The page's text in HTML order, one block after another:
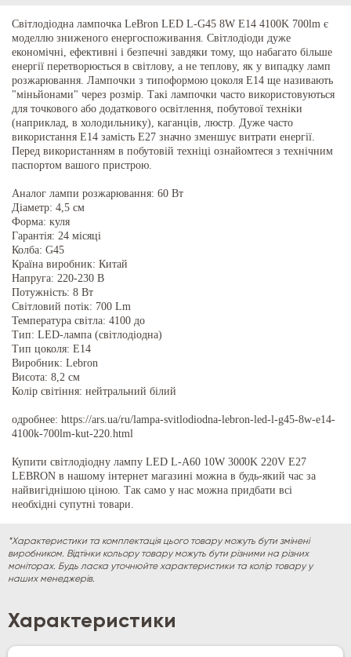
Світлодіодна лампочка LeBron LED L-G45 8W E14 4100K 700lm є
моделлю зниженого енергоспоживання. Світлодіоди дуже
економічні, ефективні і безпечні завдяки тому, що набагато більше
енергії перетворюється в світлову, а не теплову, як у випадку ламп
розжарювання. Лампочки з типоформою цоколя E14 ще називають
"міньйонами" через розмір. Такі лампочки часто використовуються
для точкового або додаткового освітлення, побутової техніки
(наприклад, в холодильнику), каганців, люстр. Дуже часто
використання E14 замість E27 значно зменшує витрати енергії.
Перед використанням в побутовій техніці ознайомтеся з технічним
паспортом вашого пристрою.
Аналог лампи розжарювання: 60 Вт
Діаметр: 4,5 см
Форма: куля
Гарантія: 24 місяці
Колба: G45
Країна виробник: Китай
Напруга: 220-230 В
Потужність: 8 Вт
Світловий потік: 700 Lm
Температура світла: 4100 до
Тип: LED-лампа (світлодіодна)
Тип цоколя: E14
Виробник: Lebron
Висота: 8,2 см
Колір світіння: нейтральний білий
одробнее: https://ars.ua/ru/lampa-svitlodiodna-lebron-led-l-g45-8w-e14-
4100k-700lm-kut-220.html
Купити світлодіодну лампу LED L-A60 10W 3000K 220V E27
LEBRON в нашому інтернет магазині можна в будь-який час за
найвигіднішою ціною. Так само у нас можна придбати всі
необхідні супутні товари.
*Характеристики та комплектація цього товару можуть бути змінені
виробником. Відтінки кольору товару можуть бути різними на різних
моніторах. Будь ласка уточнюйте характеристики та колір товару у
наших менеджерів.
Характеристики